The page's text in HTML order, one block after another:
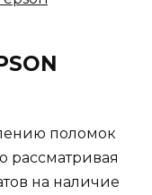
поломок
рассматривая
на наличие